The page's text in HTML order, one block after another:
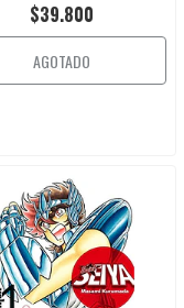
$39.800
AGOTADO